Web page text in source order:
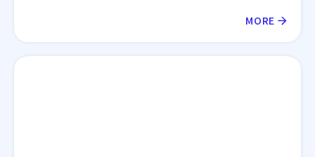
ーネット、EC分野を中心とした幅広い業界に対して
のシステム開発・インフラ設計・評価検証業務等を提
MORE